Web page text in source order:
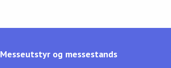
Messeutstyr og messestands